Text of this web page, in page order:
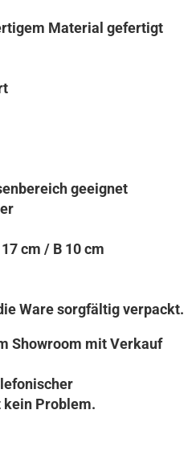
Material gefertigt
geeignet
cm / B 10 cm
Ware sorgfältig verpackt.
Showroom mit Verkauf
Problem.